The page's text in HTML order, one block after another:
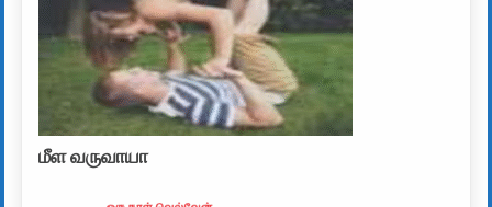
மீள வருவாயா